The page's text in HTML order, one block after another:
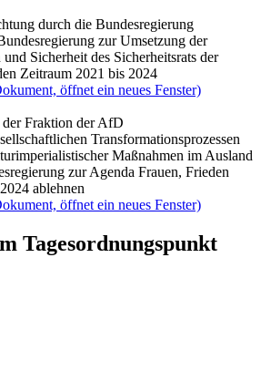
durch die Bundesregierung
zur Umsetzung der
Sicherheit des Sicherheitsrats der
Zeitraum 2021 bis 2024
öffnet ein neues Fenster)
der Fraktion der AfD
Transformationsprozessen
Maßnahmen im Ausland
zur Agenda Frauen, Frieden
ablehnen
öffnet ein neues Fenster)
Tagesordnungspunkt